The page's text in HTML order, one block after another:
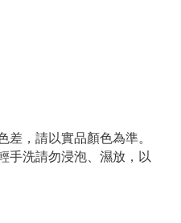
差，請以實品顏色為準。
手洗請勿浸泡、濕放，以